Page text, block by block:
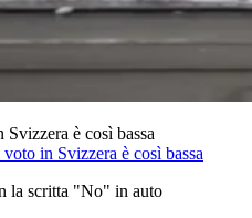
è così bassa
in Svizzera è così bassa